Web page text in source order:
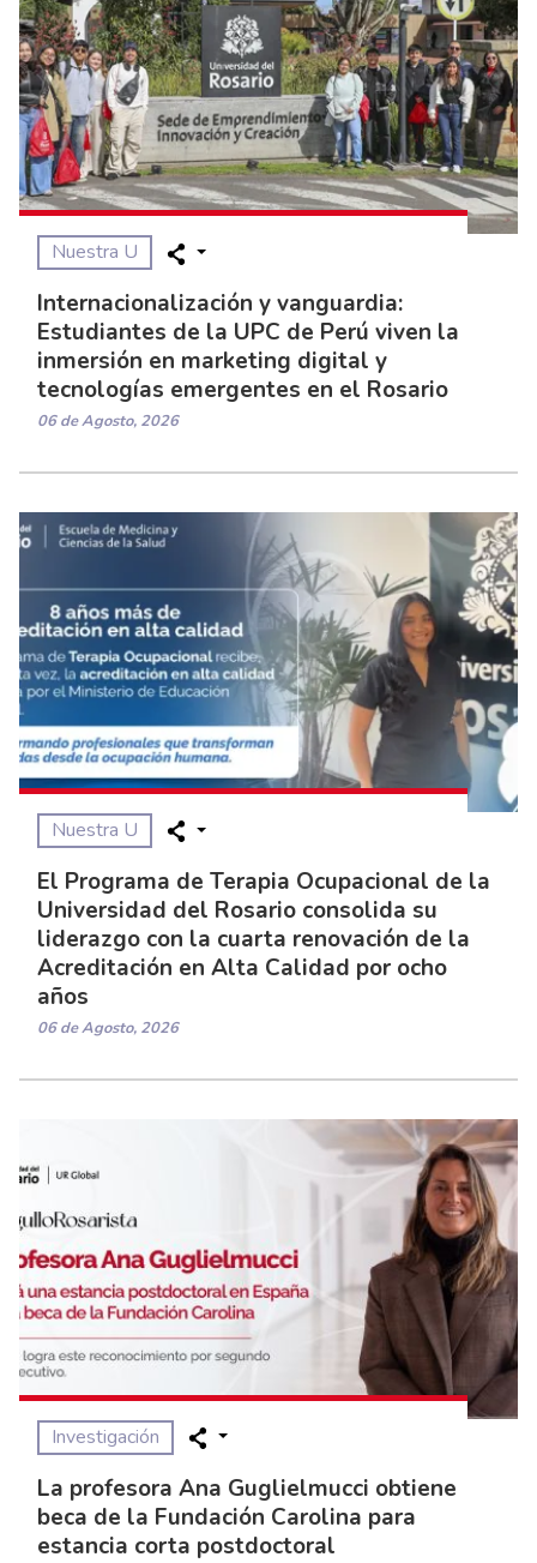
Nuestra U
Internacionalización y vanguardia:
Estudiantes de la UPC de Perú viven la
inmersión en marketing digital y
tecnologías emergentes en el Rosario
06 de Agosto, 2026
Nuestra U
El Programa de Terapia Ocupacional de la
Universidad del Rosario consolida su
liderazgo con la cuarta renovación de la
Acreditación en Alta Calidad por ocho
años
06 de Agosto, 2026
Investigación
La profesora Ana Guglielmucci obtiene
beca de la Fundación Carolina para
estancia corta postdoctoral